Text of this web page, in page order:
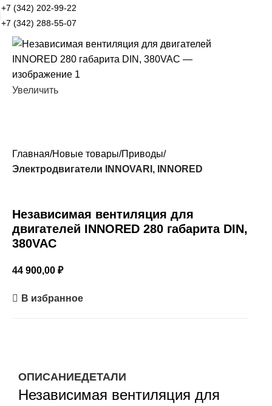
+7 (342) 202-99-22
+7 (342) 288-55-07
Увеличить
Главная Новые товары Приводы
Электродвигатели INNOVARI, INNORED
Независимая вентиляция для
двигателей INNORED 280 габарита DIN,
380VAC
44 900,00 ₽
В избранное
ОПИСАНИЕДЕТАЛИ
Независимая вентиляция для